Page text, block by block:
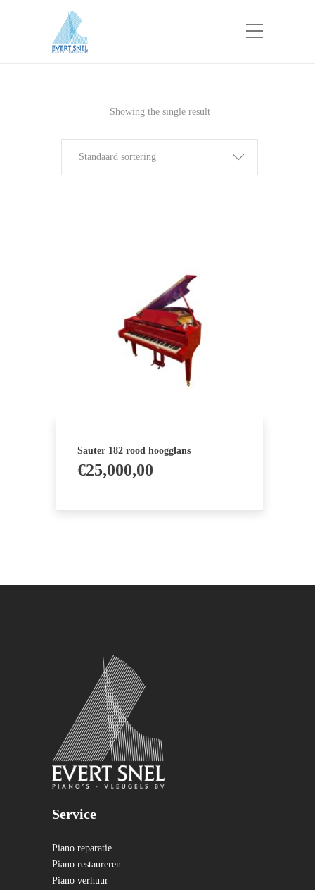
Showing the single result
Standaard sortering
Sauter 182 rood hoogglans
€25,000,00
Service
Piano reparatie
Piano restaureren
Piano verhuur